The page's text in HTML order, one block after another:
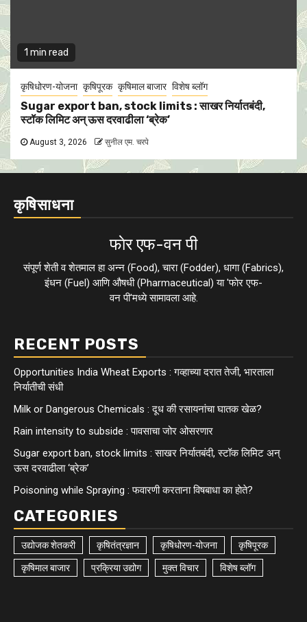
1 min read
कृषिधोरण-योजना कृषिपूरक कृषिमाल बाजार विशेष ब्लॉग
Sugar export ban, stock limits : साखर निर्यातबंदी,
स्टॉक लिमिट अन् ऊस दरवाढीला ‘ब्रेक’
August 3, 2026 सुनील एम. चरपे
कृषिसाधना
फाेर एफ-वन पी
संपूर्ण शेती व शेतमाल हा अन्न (Food), चारा (Fodder), धागा (Fabrics),
इंधन (Fuel) आणि औषधी (Pharmaceutical) या 'फाेर एफ-
वन पी'मध्ये सामावला आहे.
RECENT POSTS
Opportunities India Wheat Exports : गव्हाच्या दरात तेजी, भारताला
निर्यातीची संधी
Milk or Dangerous Chemicals : दूध की रसायनांचा घातक खेळ?
Rain intensity to subside : पावसाचा जोर ओसरणार
Sugar export ban, stock limits : साखर निर्यातबंदी, स्टॉक लिमिट अन्
ऊस दरवाढीला ‘ब्रेक’
Poisoning while Spraying : फवारणी करताना विषबाधा का हाेते?
CATEGORIES
उद्योजक शेतकरी कृषितंत्रज्ञान कृषिधोरण-योजना कृषिपूरक
कृषिमाल बाजार प्रक्रिया उद्योग मुक्त विचार विशेष ब्लॉग